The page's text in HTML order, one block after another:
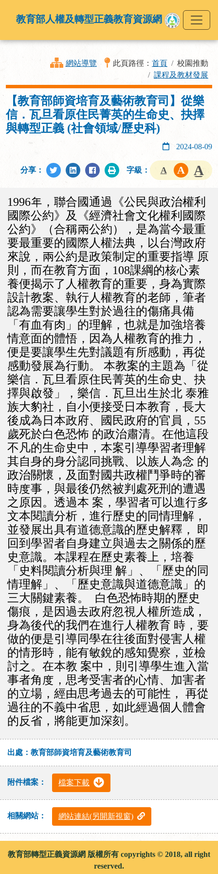
教育部人權及轉型正義教育資源網
網站導覽 此頁路徑： 首頁
校園推動
課程及教材發展
【教育部師資培育及藝術教育司】從樂
信．瓦旦看原住民菁英的生命史、抉擇
與轉型正義 (社會領域/歷史科)
2024-08-09
分享： 字級：
1996年，聯合國通過《公民與政治權利
國際公約》及《經濟社會文化權利國際
公約》（合稱兩公約），是為當今最重
要最重要的國際人權法典，以台灣政府
來說，兩公約是政策制定的重要指導 原
則，而在教育方面，108課綱的核心素
養便揭示了人權教育的重要，身為實際
設計教案、執行人權教育的老師，筆者
認為需要讓學生對於過往的傷痛具備
「有血有肉」的理解，也就是加強培養
情意面的體悟，因為人權教育的推力，
便是要讓學生先對議題有所感動，再從
感動發展為行動。 本教案的主題為「從
樂信．瓦旦看原住民菁英的生命史、抉
擇與啟發」，樂信．瓦旦出生於北 泰雅
族大豹社，自小便接受日本教育，長大
後成為日本政府、國民政府的官員，55
歲死於白色恐怖 的政治肅清。在他這段
不凡的生命史中，本案引導學習者理解
其自身的身分認同挑戰、以族人為念 的
政治關懷，及面對國共政權鬥爭時的審
時度事，與最後仍然被判處死刑的遭遇
之原因。透過本 案，學習者可以進行多
文本閱讀分析，進行歷史的同情理解，
並發展出具有道德意識的歷史解釋， 即
回到學習者自身建立與過去之關係的歷
史意識。本課程在歷史素養上，培養
「史料閱讀分析與理 解」、「歷史的同
情理解」、「歷史意識與道德意識」的
三大關鍵素養。 白色恐怖時期的歷史
傷痕，是因過去政府忽視人權所造成，
身為後代的我們在進行人權教育 時，要
做的便是引導同學在往後面對侵害人權
的情形時，能有敏銳的感知覺察，並檢
討之。在本教 案中，則引導學生進入當
事者角度，思考受害者的心情、加害者
的立場，經由思考過去的可能性， 再從
過往的不義中省思，如此經過個人體會
的反省，將能更加深刻。
出處：教育部師資培育及藝術教育司
附件檔案： 檔案下載
相關網站： 網站連結(另開新視窗)
教育部轉型正義資源網 版權所有 copyrights © 2018, all right
reserved.